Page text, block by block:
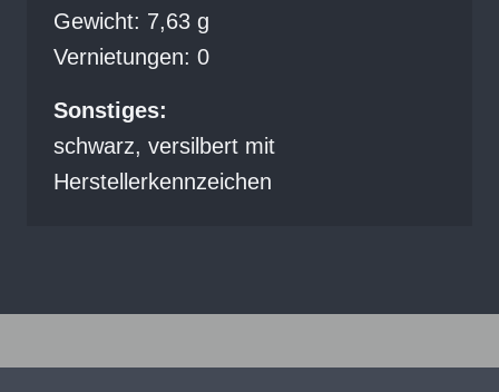
Gewicht: 7,63 g
Vernietungen: 0
Sonstiges:
schwarz, versilbert mit
Herstellerkennzeichen
Bijoux – Recherchekreis